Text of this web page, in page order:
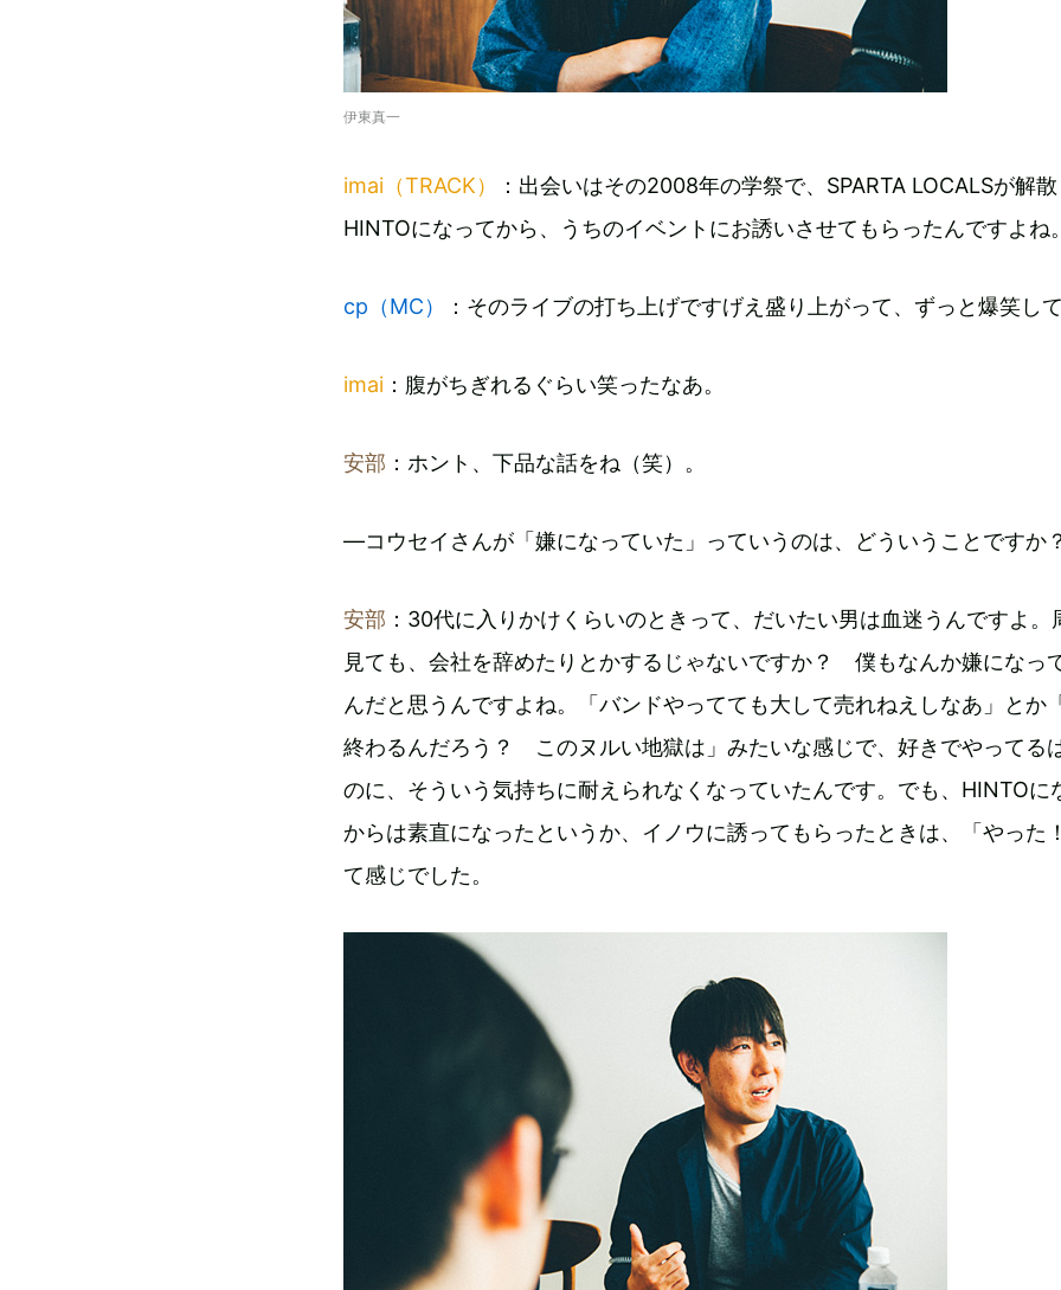
伊東真一
imai（TRACK）
：出会いはその2008年の学祭で、SPARTA LOCALSが解散
HINTOになってから、うちのイベントにお誘いさせてもらったんですよね。
cp（MC） ：そのライブの打ち上げですげえ盛り上がって、ずっと爆笑して
imai ：腹がちぎれるぐらい笑ったなあ。
安部 ：ホント、下品な話をね（笑）。
―コウセイさんが「嫌になっていた」っていうのは、どういうことですか？
安部 ：30代に入りかけくらいのときって、だいたい男は血迷うんですよ。
見ても、会社を辞めたりとかするじゃないですか？ 僕もなんか嫌になっ
んだと思うんですよね。「バンドやってても大して売れねえしなあ」とか
終わるんだろう？ このヌルい地獄は」みたいな感じで、好きでやってる
のに、そういう気持ちに耐えられなくなっていたんです。でも、HINTOに
からは素直になったというか、イノウに誘ってもらったときは、「やった
て感じでした。